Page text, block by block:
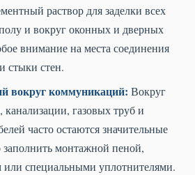
раствор для заделки всех
и вокруг оконных и дверных
внимание на места соединения
стыки стен.
вокруг коммуникаций: Вокруг
канализации, газовых труб и
часто остаются значительные
монтажной пеной,
специальными уплотнителями.